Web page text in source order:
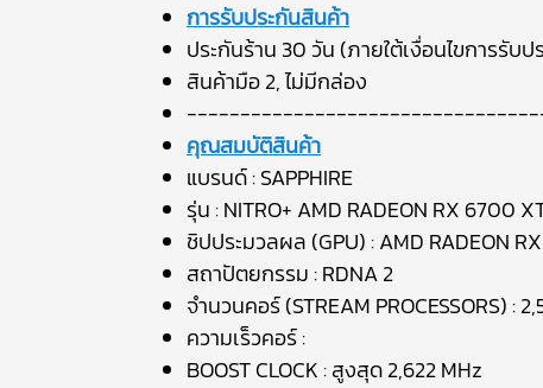
การรับประกันสินค้า
ประกันร้าน 30 วัน (ภายใต้เงื่อนไขการรับ
สินค้ามือ 2, ไม่มีกล่อง
คุณสมบัติสินค้า
แบรนด์ : SAPPHIRE
รุ่น : NITRO+ AMD RADEON RX 6700
ชิปประมวลผล (GPU) : AMD RADEON
สถาปัตยกรรม : RDNA 2
จำนวนคอร์ (STREAM PROCESSORS) :
ความเร็วคอร์ :
BOOST CLOCK : สูงสุด 2,622 MHz